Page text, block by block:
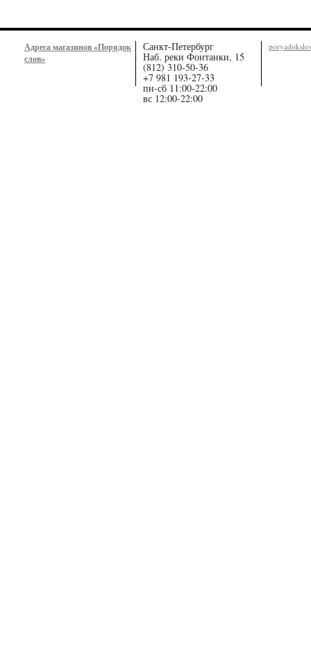
Адреса магазинов «Порядок
слов»
Санкт-Петербург
Наб. реки Фонтанки, 15
(812) 310-50-36
+7 981 193-27-33
пн-сб 11:00-22:00
вс 12:00-22:00